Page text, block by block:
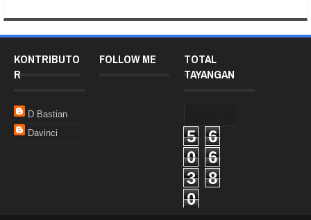
KONTRIBUTO
R
D Bastian
Davinci
FOLLOW ME
TOTAL
TAYANGAN
5
6
0
6
3
8
0